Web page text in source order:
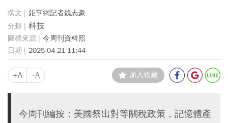
鉅亨網記者魏志豪
科技
今周刊資料照
2025-04-21 11:44
+A -A 加入收藏
今周刊編按：美國祭出對等關稅政策，記憶體產